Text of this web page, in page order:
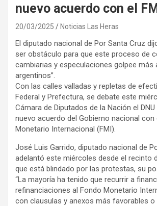
nuevo acuerdo con el
20/03/2025 Noticias Las Heras
El diputado nacional de Por Santa Cruz
ser obstáculo para que este proceso de
cambiarias y especulaciones golpee más
argentinos”.
Con las calles valladas y repletas de
Federal y Prefectura, se debate este
Cámara de Diputados de la Nación el
nuevo acuerdo del Gobierno nacional con
Monetario Internacional (FMI).
José Luis Garrido, diputado nacional de
adelantó este miércoles desde el recinto
que está blindado por las protestas, su
“La mayoría ha tenido que recurrir a
refinanciaciones al Fondo Monetario
con clausulas y anexos más favorables o